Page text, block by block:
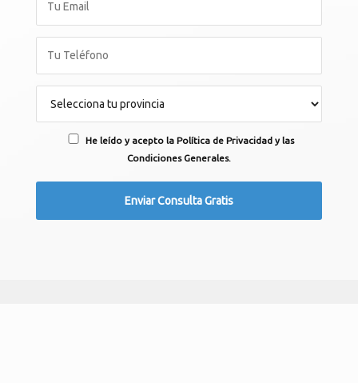
He leído y acepto la Política de Privacidad y las
Condiciones Generales.